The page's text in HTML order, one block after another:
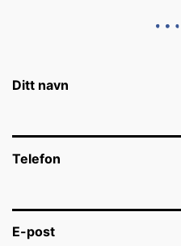
Ditt navn
Telefon
E-post